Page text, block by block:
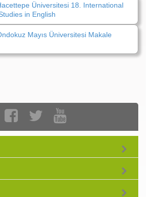
Üniversitesi 18. International
in English
Mayıs Üniversitesi Makale